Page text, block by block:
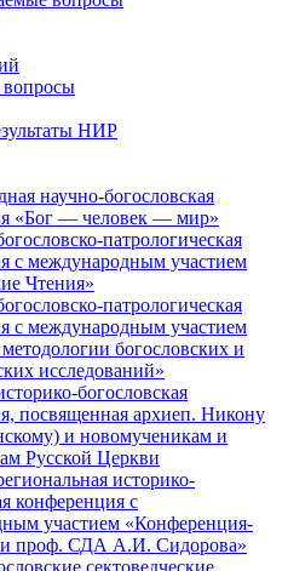
вопросы
НИР
научно-богословская
«Бог — человек — мир»
патрологическая
с международным участием
Чтения»
патрологическая
с международным участием
богословских и
исследований»
богословская
посвященная архиеп. Никону
и новомученикам и
Русской Церкви
историко-
конференция с
участием «Конференция-
проф. СДА А.И. Сидорова»
сектоведческие